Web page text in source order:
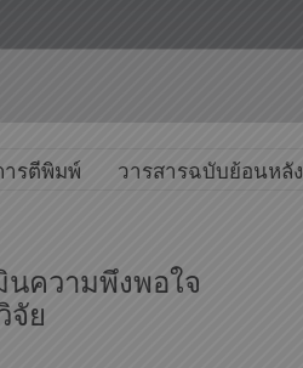
ารตีพิมพ์ วารสารฉบับย้อนหลัง
ความพึงพอใจ
จัย